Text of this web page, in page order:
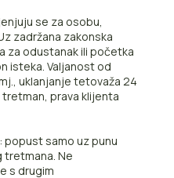
se za osobu,
zadržana zakonska
za odustanak ili početka
isteka. Valjanost od
uklanjanje tetovaža 24
tretman, prava klijenta
samo uz punu
tretmana. Ne
s drugim